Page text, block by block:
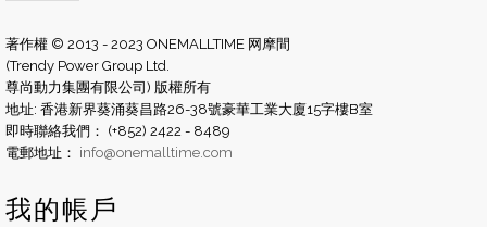
著作權 © 2013 - 2023 ONEMALLTIME 网摩間
(Trendy Power Group Ltd.
尊尚動力集團有限公司) 版權所有
地址: 香港新界葵涌葵昌路26-38號豪華工業大廈15字樓B室
即時聯絡我們： (+852) 2422 - 8489
電郵地址： info@onemalltime.com
我的帳戶